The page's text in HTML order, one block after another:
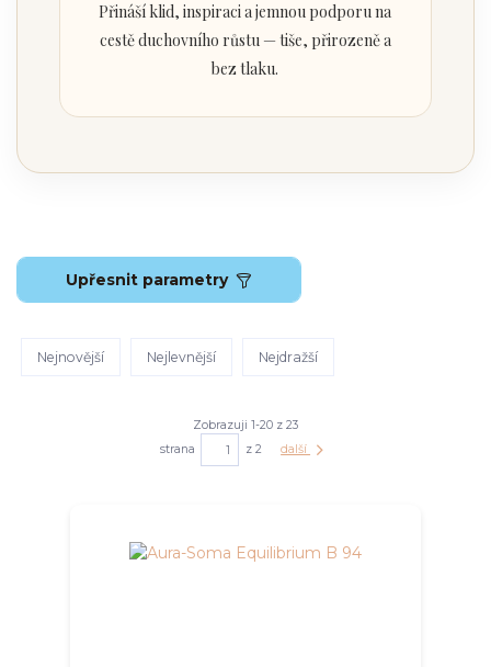
Přináší klid, inspiraci a jemnou podporu na
cestě duchovního růstu — tiše, přirozeně a
bez tlaku.
Upřesnit parametry
Nejnovější Nejlevnější Nejdražší
Zobrazuji 1-20 z 23
strana
z 2 další